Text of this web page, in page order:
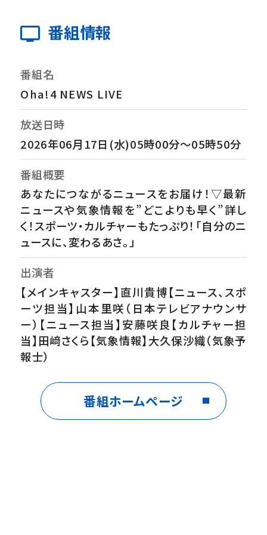
番組情報
番組名
Oha!4 NEWS LIVE
放送日時
2026年06月17日(水)05時00分～05時50分
番組概要
あなたにつながるニュースをお届け！▽最新
ニュースや気象情報を”どこよりも早く”詳し
く！スポーツ・カルチャーもたっぷり！「自分のニ
ュースに、変わるあさ。」
出演者
【メインキャスター】直川貴博【ニュース、スポ
ーツ担当】山本里咲（日本テレビアナウンサ
ー）【ニュース担当】安藤咲良【カルチャー担
当】田﨑さくら【気象情報】大久保沙織（気象予
報士）
番組ホームページ